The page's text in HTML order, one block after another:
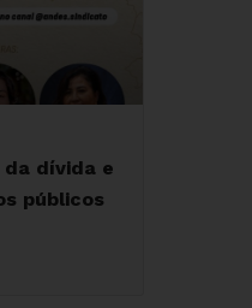
da dívida e
públicos